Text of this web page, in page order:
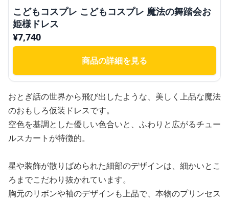
こどもコスプレ こどもコスプレ 魔法の舞踏会お
姫様ドレス
¥7,740
商品の詳細を見る
おとぎ話の世界から飛び出したような、美しく上品な魔法
のおもしろ仮装ドレスです。
空色を基調とした優しい色合いと、ふわりと広がるチュー
ルスカートが特徴的。
星や装飾が散りばめられた細部のデザインは、細かいとこ
ろまでこだわり抜かれています。
胸元のリボンや袖のデザインも上品で、本物のプリンセス